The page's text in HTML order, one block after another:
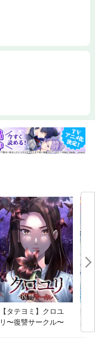
【タテヨミ】クロユ
リ〜復讐サークル〜
病
が
ぎ